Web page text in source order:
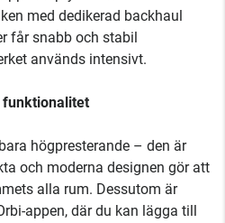
med dedikerad backhaul
får snabb och stabil
används intensivt.
funktionalitet
högpresterande – den är
och moderna designen gör att
alla rum. Dessutom är
appen, där du kan lägga till